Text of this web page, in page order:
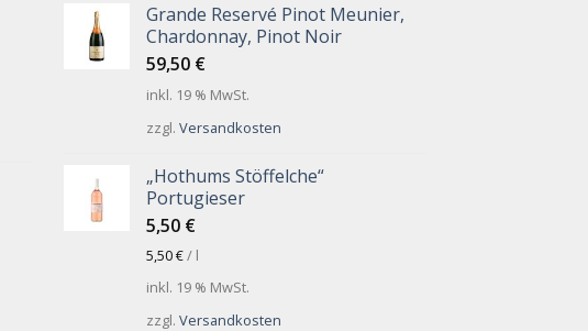
Grande Reservé Pinot Meunier,
Chardonnay, Pinot Noir
59,50 €
inkl. 19 % MwSt.
zzgl. Versandkosten
„Hothums Stöffelche“
Portugieser
5,50 €
5,50€/ l
inkl. 19 % MwSt.
zzgl. Versandkosten